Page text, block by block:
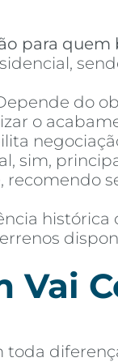
para quem
do
o
sim,
histórica
Vai
toda